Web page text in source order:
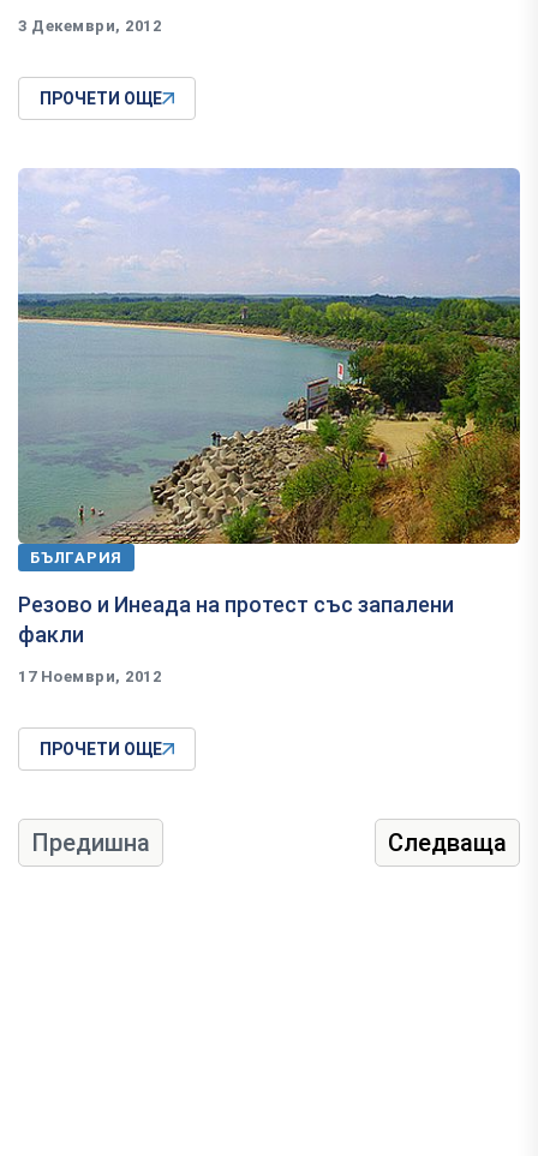
3 Декември, 2012
ПРОЧЕТИ ОЩЕ
БЪЛГАРИЯ
Резово и Инеада на протест със запалени
факли
17 Ноември, 2012
ПРОЧЕТИ ОЩЕ
Предишна Следваща